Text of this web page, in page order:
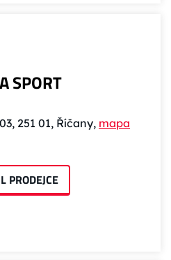
SPORT
251 01, Říčany, mapa
PRODEJCE